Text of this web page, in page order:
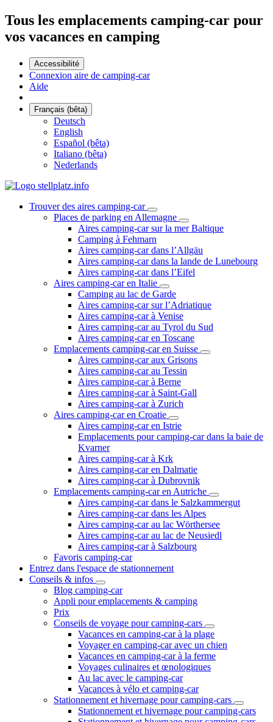
Tous les emplacements camping-car pour
vos vacances en camping
Accessibilité
Connexion aire de camping-car
Aide
Français (bêta)
Deutsch
English
Español (bêta)
Italiano (bêta)
Nederlands
Trouver des aires camping-car
Places de parking en Allemagne
Aires camping-car sur la mer Baltique
Camping à Fehmarn
Aires camping-car dans l’Allgäu
Aires camping-car dans la lande de Lunebourg
Aires camping-car dans l’Eifel
Aires camping-car en Italie
Camping au lac de Garde
Aires camping-car sur l’Adriatique
Aires camping-car à Venise
Aires camping-car au Tyrol du Sud
Aires camping-car en Toscane
Emplacements camping-car en Suisse
Aires camping-car aux Grisons
Aires camping-car au Tessin
Aires camping-car à Berne
Aires camping-car à Saint-Gall
Aires camping-car à Zurich
Aires camping-car en Croatie
Aires camping-car en Istrie
Emplacements pour camping-car dans la baie de
Kvarner
Aires camping-car à Krk
Aires camping-car en Dalmatie
Aires camping-car à Dubrovnik
Emplacements camping-car en Autriche
Aires camping-car dans le Salzkammergut
Aires camping-car dans les Alpes
Aires camping-car au lac Wörthersee
Aires camping-car au lac de Neusiedl
Aires camping-car à Salzbourg
Favoris camping-car
Entrez dans l'espace de stationnement
Conseils & infos
Blog camping-car
Appli pour emplacements & camping
Prix
Conseils de voyage pour camping-cars
Vacances en camping-car à la plage
Voyager en camping-car avec un chien
Vacances en camping-car à la ferme
Voyages culinaires et œnologiques
Au lac avec le camping-car
Vacances à vélo et camping-car
Stationnement et hivernage pour camping-cars
Stationnement et hivernage pour camping-cars